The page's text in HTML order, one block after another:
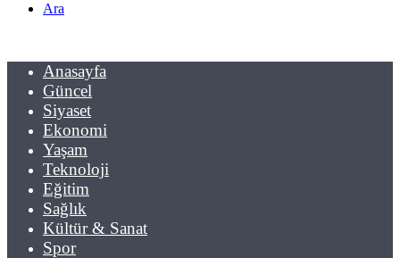
Ara
Anasayfa
Güncel
Siyaset
Ekonomi
Yaşam
Teknoloji
Eğitim
Sağlık
Kültür & Sanat
Spor